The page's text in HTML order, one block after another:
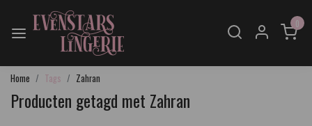
0
Home Tags Zahran
Producten getagd met Zahran